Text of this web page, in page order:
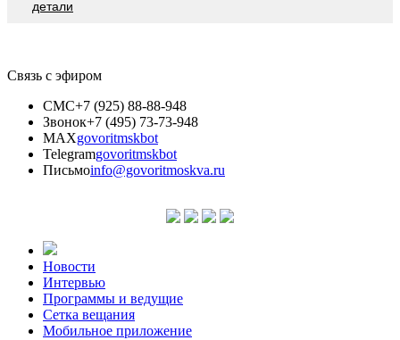
детали
Связь с эфиром
СМС+7 (925) 88-88-948
Звонок+7 (495) 73-73-948
MAXgovoritmskbot
Telegramgovoritmskbot
Письмоinfo@govoritmoskva.ru
Новости
Интервью
Программы и ведущие
Сетка вещания
Мобильное приложение